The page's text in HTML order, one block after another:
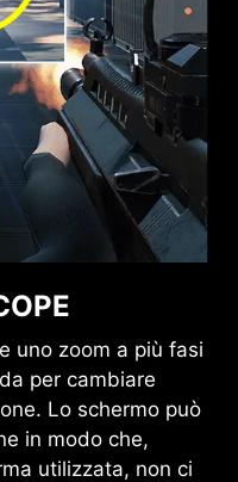
uno zoom a più fasi
per cambiare
Lo schermo può
in modo che,
utilizzata, non ci